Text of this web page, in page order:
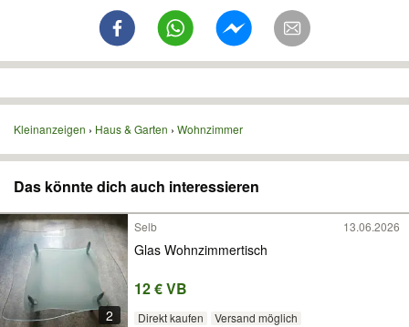
Kleinanzeigen Haus & Garten Wohnzimmer
Das könnte dich auch interessieren
2
Selb 13.06.2026
Glas Wohnzimmertisch
12 € VB
Direkt kaufen Versand möglich